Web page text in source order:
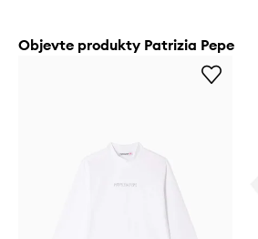
Objevte produkty Patrizia Pepe